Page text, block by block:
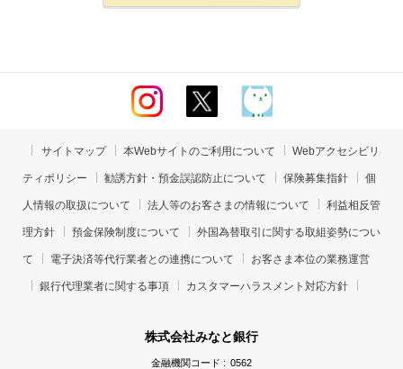
サイトマップ 本Webサイトのご利用について Webアクセシビリ
ティポリシー 勧誘方針・預金誤認防止について 保険募集指針 個
人情報の取扱について 法人等のお客さまの情報について 利益相反管
理方針 預金保険制度について 外国為替取引に関する取組姿勢につい
て 電子決済等代行業者との連携について お客さま本位の業務運営
銀行代理業者に関する事項 カスタマーハラスメント対応方針
株式会社みなと銀行
金融機関コード : 0562